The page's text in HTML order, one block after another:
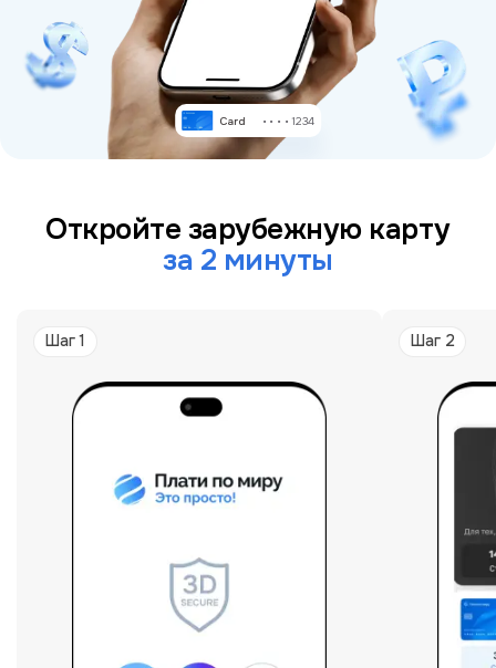
Card
Откройте зарубежную карту
за 2 минуты